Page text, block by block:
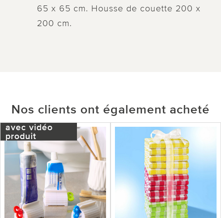
65 x 65 cm. Housse de couette 200 x
200 cm.
Nos clients ont également acheté
avec vidéo
produit